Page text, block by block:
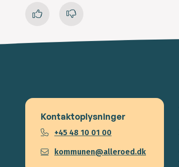
Kontaktoplysninger
+45 48 10 01 00
kommunen@alleroed.dk